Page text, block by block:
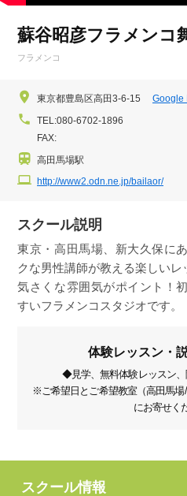
蘇谷昭彦フラメンコ
フラメンコ
東京都豊島区高田3-6-15Google
TEL:080-6702-1896
FAX:
高田馬場駅
http://www2.odn.ne.jp/bailaor/
スクール説明
東京・高田馬場、新大久保に
クな男性講師が教える楽しいレ
気さくな雰囲気がポイント！
すいフラメンコスタジオです。
体験レッスン・
◆見学、無料体験レッスン、
※ご希望日とご希望教室（高田馬
にお寄せく
スクール情報